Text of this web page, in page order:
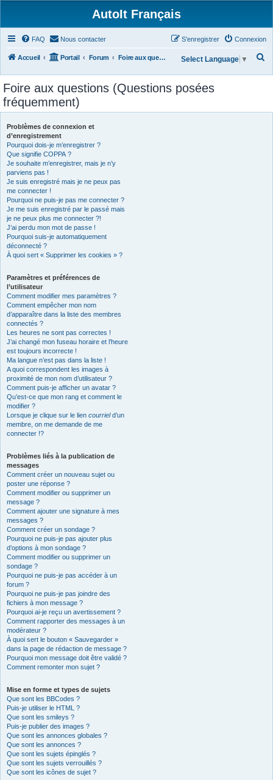
AutoIt Français
FAQ Nous contacter Connexion
S’enregistrer
Accueil Portail Forum Foire aux questions (Questions posées fréquemment) Select Language ▼
Foire aux questions (Questions posées
fréquemment)
Problèmes de connexion et
d’enregistrement
Pourquoi dois-je m’enregistrer ?
Que signifie COPPA ?
Je souhaite m’enregistrer, mais je n’y
parviens pas !
Je suis enregistré mais je ne peux pas
me connecter !
Pourquoi ne puis-je pas me connecter ?
Je me suis enregistré par le passé mais
je ne peux plus me connecter ?!
J’ai perdu mon mot de passe !
Pourquoi suis-je automatiquement
déconnecté ?
À quoi sert « Supprimer les cookies » ?
Paramètres et préférences de
l’utilisateur
Comment modifier mes paramètres ?
Comment empêcher mon nom
d’apparaître dans la liste des membres
connectés ?
Les heures ne sont pas correctes !
J’ai changé mon fuseau horaire et l’heure
est toujours incorrecte !
Ma langue n’est pas dans la liste !
A quoi correspondent les images à
proximité de mon nom d’utilisateur ?
Comment puis-je afficher un avatar ?
Qu’est-ce que mon rang et comment le
modifier ?
Lorsque je clique sur le lien courrield’un
membre, on me demande de me
connecter !?
Problèmes liés à la publication de
messages
Comment créer un nouveau sujet ou
poster une réponse ?
Comment modifier ou supprimer un
message ?
Comment ajouter une signature à mes
messages ?
Comment créer un sondage ?
Pourquoi ne puis-je pas ajouter plus
d’options à mon sondage ?
Comment modifier ou supprimer un
sondage ?
Pourquoi ne puis-je pas accéder à un
forum ?
Pourquoi ne puis-je pas joindre des
fichiers à mon message ?
Pourquoi ai-je reçu un avertissement ?
Comment rapporter des messages à un
modérateur ?
À quoi sert le bouton « Sauvegarder »
dans la page de rédaction de message ?
Pourquoi mon message doit être validé ?
Comment remonter mon sujet ?
Mise en forme et types de sujets
Que sont les BBCodes ?
Puis-je utiliser le HTML ?
Que sont les smileys ?
Puis-je publier des images ?
Que sont les annonces globales ?
Que sont les annonces ?
Que sont les sujets épinglés ?
Que sont les sujets verrouillés ?
Que sont les icônes de sujet ?